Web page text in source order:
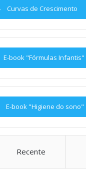
Curvas de Crescimento
E-book "Fórmulas Infantis"
E-book "Higiene do sono"
Recente